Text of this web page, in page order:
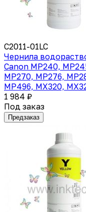
C2011-01LC
Чернила
Canon MP240,
MP270, MP276,
MP496, MX320,
1 984 ₽
Под заказ
Предзаказ